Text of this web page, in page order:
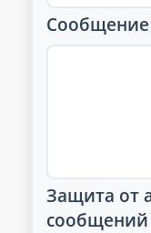
Сообщение
Защита от
сообщений